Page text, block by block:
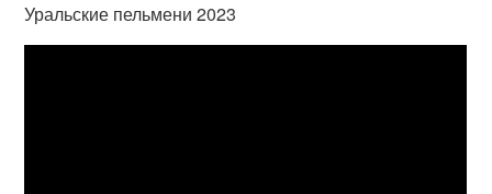
Уральские пельмени 2023